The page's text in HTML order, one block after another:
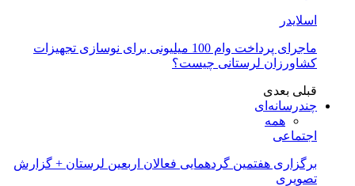
اسلایدر
ماجرای پرداخت وام 100 میلیونی برای نوسازی تجهیزات
کشاورزان لرستانی چیست؟
قبلی بعدی
چندرسانه‌ای
همه
اجتماعی
برگزاری هفتمین گردهمایی فعالان اربعین لرستان + گزارش
تصویری